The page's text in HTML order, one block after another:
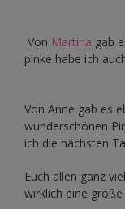
Von Martina gab
pinke habe ich
Von Anne gab es
wunderschönen
ich die nächsten
Euch allen ganz
wirklich eine